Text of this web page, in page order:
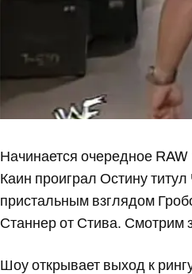
Начинается очередное
Каин проиграл Остину
пристальным взглядом
Станнер от Стива. Смотрим
Шоу открывает выход к